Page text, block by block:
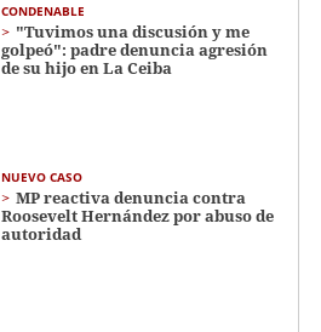
CONDENABLE
"Tuvimos una discusión y me
golpeó": padre denuncia agresión
de su hijo en La Ceiba
NUEVO CASO
MP reactiva denuncia contra
Roosevelt Hernández por abuso de
autoridad